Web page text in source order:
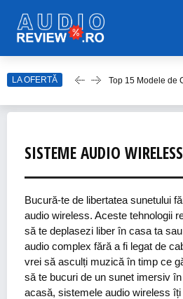
LA OFERTĂ Top 15 Modele de
Top 15 Cele Mai
SISTEME AUDIO WIRELESS
Bucură-te de libertatea sunetului
audio wireless. Aceste tehnologii
să te deplasezi liber în casa ta
audio complex fără a fi legat de
vrei să asculți muzică în timp ce
să te bucuri de un sunet imersiv
acasă, sistemele audio wireless